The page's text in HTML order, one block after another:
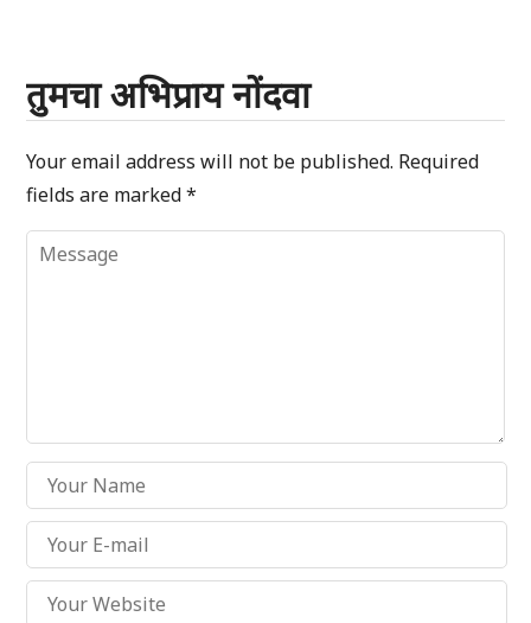
तुमचा अभिप्राय नोंदवा
Your email address will not be published. Required
fields are marked*